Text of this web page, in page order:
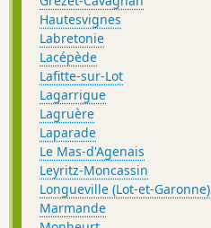
Hautesvignes
Labretonie
Lacépède
Lafitte-sur-Lot
Lagarrigue
Lagruère
Laparade
Le Mas-d'Agenais
Leyritz-Moncassin
Longueville (Lot-et-Garonne)
Marmande